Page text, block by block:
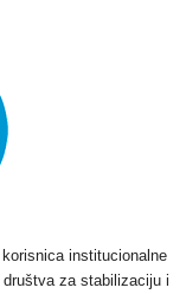
institucionalne
za stabilizaciju i